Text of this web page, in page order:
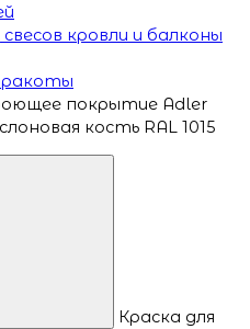
кровли и балконы
покрытие Adler
кость RAL 1015
Краска для